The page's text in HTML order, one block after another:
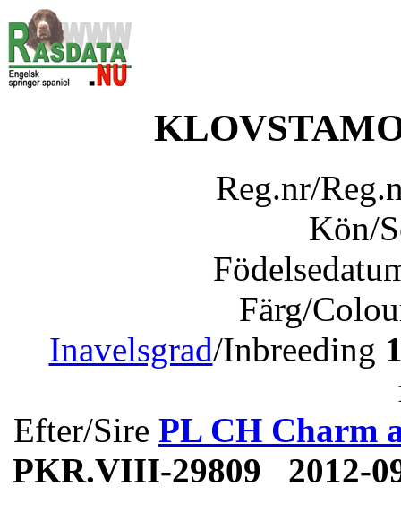
Reg.nr/
Kön/
Färg/
Inavelsgrad/Inbreeding
Efter/Sire PL CH Charm
PKR.VIII-29809 2012-